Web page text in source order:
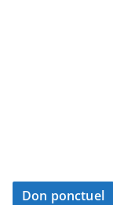
Don ponctuel